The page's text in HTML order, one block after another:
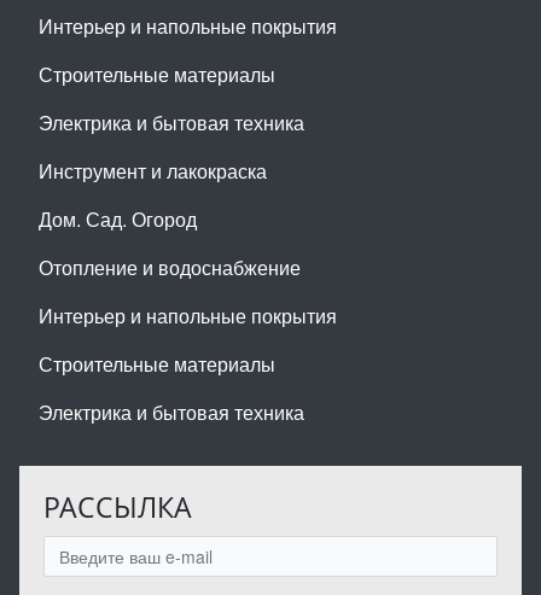
Интерьер и напольные покрытия
Строительные материалы
Электрика и бытовая техника
Инструмент и лакокраска
Дом. Сад. Огород
Отопление и водоснабжение
Интерьер и напольные покрытия
Строительные материалы
Электрика и бытовая техника
РАССЫЛКА